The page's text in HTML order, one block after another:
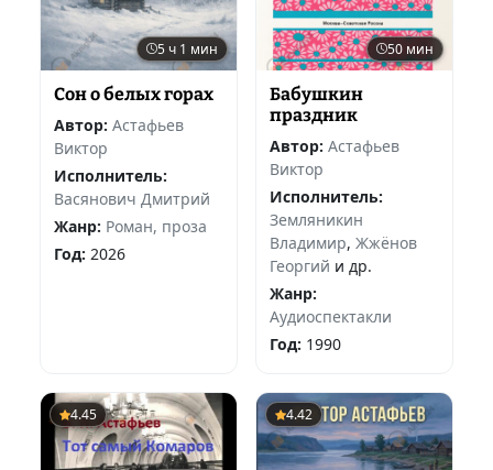
5 ч 1 мин
Сон о белых горах
Автор: Астафьев
Виктор
Исполнитель:
Васянович Дмитрий
Жанр: Роман, проза
Год: 2026
50 мин
Бабушкин
праздник
Автор: Астафьев
Виктор
Исполнитель:
Земляникин
Владимир, Жжёнов
Георгий и др.
Жанр:
Аудиоспектакли
Год: 1990
4.45 4.42